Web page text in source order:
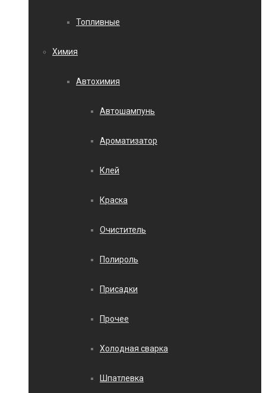
Топливные
Химия
Автохимия
Автошампунь
Ароматизатор
Клей
Краска
Очиститель
Полироль
Присадки
Прочее
Холодная сварка
Шпатлевка